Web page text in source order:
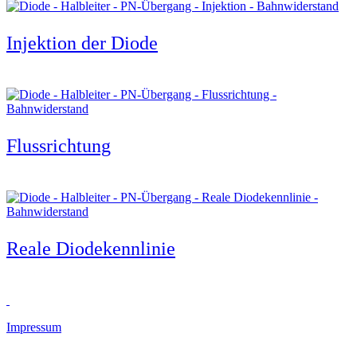
Injektion der Diode
Flussrichtung
Reale Diodekennlinie
Impressum